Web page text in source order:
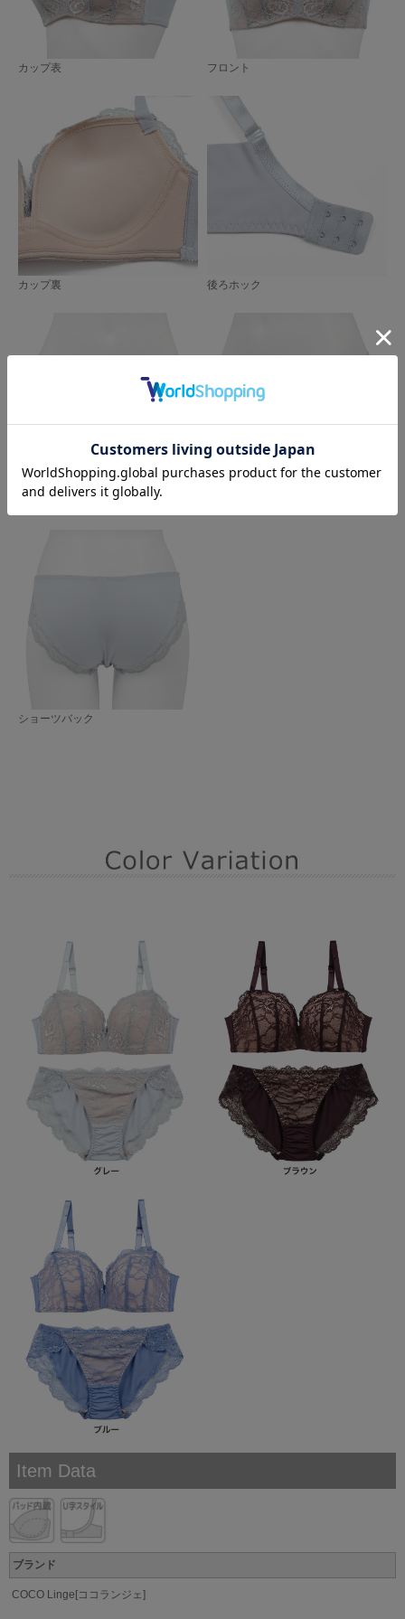
カップ表 フロント
カップ裏 後ろホック
ショーツバック
Item Data
ブランド
COCO Linge[ココランジェ]